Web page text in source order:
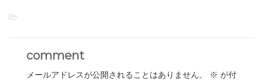
-
comment
メールアドレスが公開されることはありません。 ※ が付